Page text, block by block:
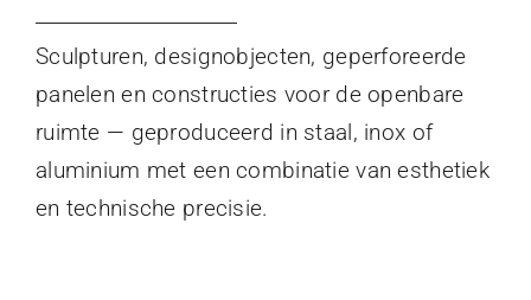
Sculpturen, designobjecten, geperforeerde
panelen en constructies voor de openbare
ruimte — geproduceerd in staal, inox of
aluminium met een combinatie van esthetiek
en technische precisie.